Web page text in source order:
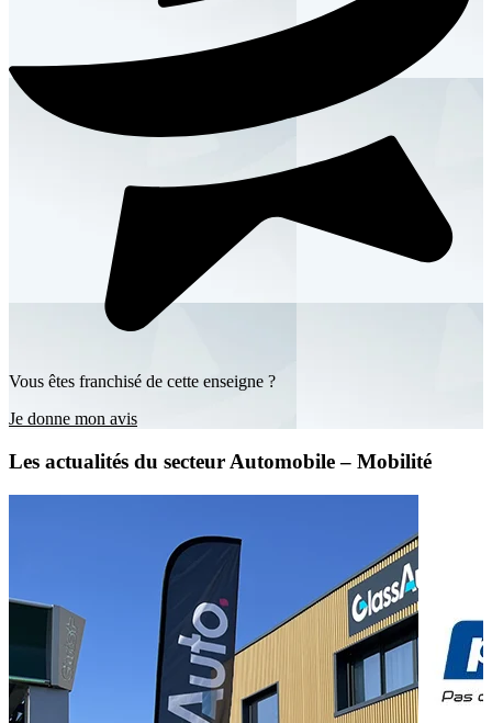
Vous êtes franchisé de cette enseigne ?
Je donne mon avis
Les actualités du secteur Automobile – Mobilité